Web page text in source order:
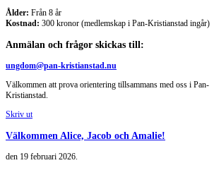
Ålder: Från 8 år
Kostnad: 300 kronor (medlemskap i Pan-Kristianstad ingår)
Anmälan och frågor skickas till:
ungdom@pan-kristianstad.nu
Välkommen att prova orientering tillsammans med oss i Pan-
Kristianstad.
Skriv ut
Välkommen Alice, Jacob och Amalie!
den 19 februari 2026.